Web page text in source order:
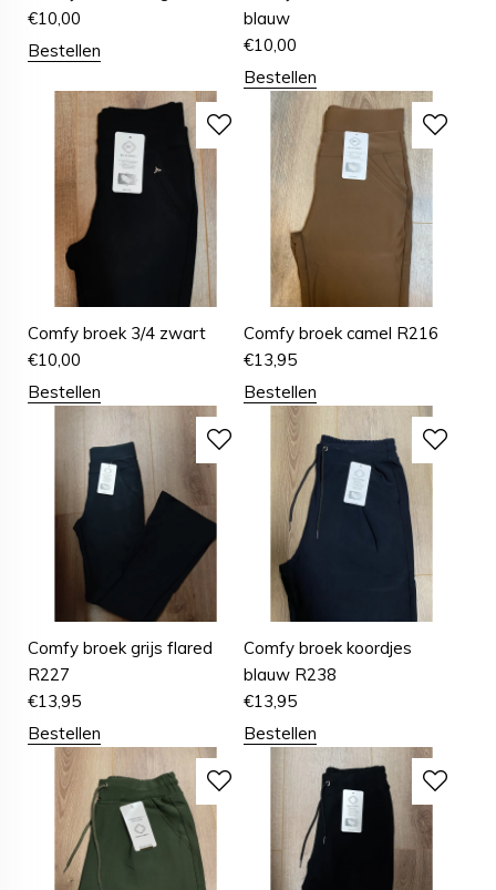
€10,00
Bestellen
blauw
€10,00
Bestellen
Comfy broek 3/4 zwart
€10,00
Bestellen
Comfy broek camel R216
€13,95
Bestellen
Comfy broek grijs flared
R227
€13,95
Bestellen
Comfy broek koordjes
blauw R238
€13,95
Bestellen